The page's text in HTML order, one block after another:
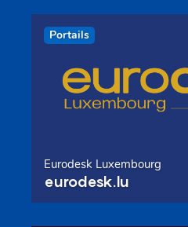
Portails
Eurodesk Luxembourg
eurodesk.lu